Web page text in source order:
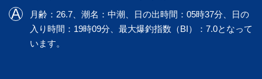
月齢：26.7、潮名：中潮、日の出時間：05時37分、日の
入り時間：19時09分、最大爆釣指数（BI）：7.0となって
います。